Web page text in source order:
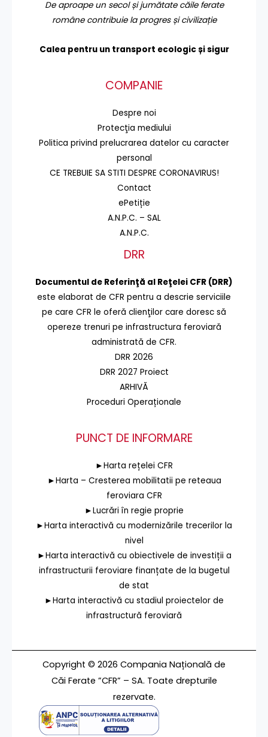
De aproape un secol și jumătate căile ferate
române contribuie la progres și civilizație
Calea pentru un transport ecologic și sigur
COMPANIE
Despre noi
Protecţia mediului
Politica privind prelucrarea datelor cu caracter
personal
CE TREBUIE SA STITI DESPRE CORONAVIRUS!
Contact
ePetiție
A.N.P.C. – SAL
A.N.P.C.
DRR
Documentul de Referinţă al Reţelei CFR (DRR)
este elaborat de CFR pentru a descrie serviciile
pe care CFR le oferă clienţilor care doresc să
opereze trenuri pe infrastructura feroviară
administrată de CFR.
DRR 2026
DRR 2027 Proiect
ARHIVĂ
Proceduri Operaționale
PUNCT DE INFORMARE
►Harta rețelei CFR
►Harta – Cresterea mobilitatii pe reteaua
feroviara CFR
►Lucrări în regie proprie
►Harta interactivă cu modernizările trecerilor la
nivel
►Harta interactivă cu obiectivele de investiții a
infrastructurii feroviare finanțate de la bugetul
de stat
►Harta interactivă cu stadiul proiectelor de
infrastructură feroviară
Copyright © 2026 Compania Națională de
Căi Ferate ”CFR” – SA. Toate drepturile
rezervate.